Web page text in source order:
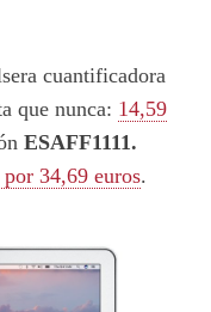
cuantificadora
que nunca: 14,59
ESAFF1111.
34,69 euros.